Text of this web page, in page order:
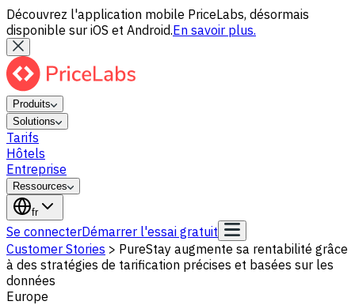
Découvrez l'application mobile PriceLabs, désormais
disponible sur iOS et Android.En savoir plus.
Produits
Solutions
Tarifs
Hôtels
Entreprise
Ressources
fr
Se connecterDémarrer l'essai gratuit
Customer Stories > PureStay augmente sa rentabilité grâce
à des stratégies de tarification précises et basées sur les
données
Europe